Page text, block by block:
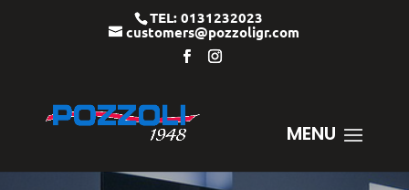
TEL: 0131232023
customers@pozzoligr.com